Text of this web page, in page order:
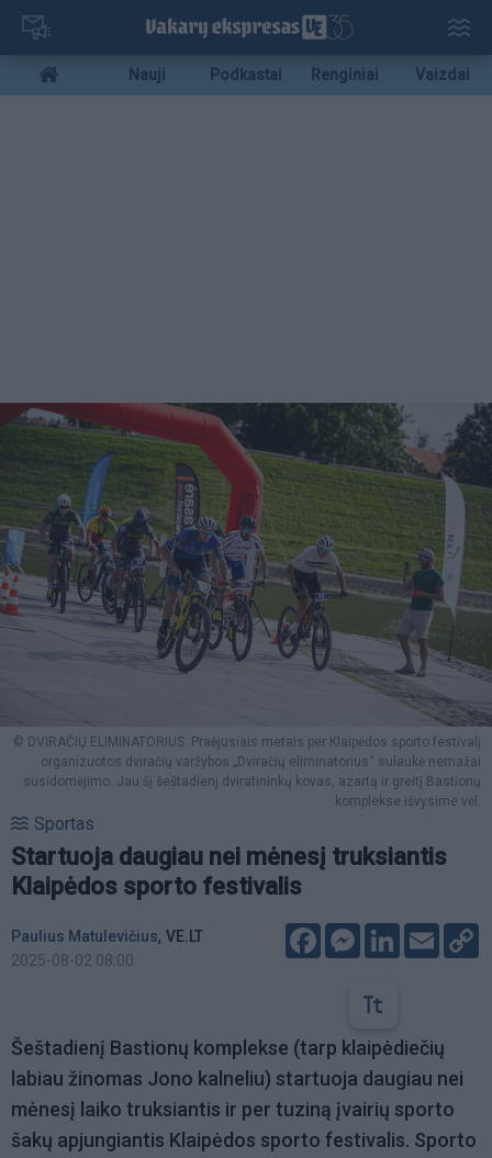
Pereiti
pagrindinį
turinį
Mobile
menu
Nauji Podkastai Renginiai Vaizdai
© DVIRAČIŲ ELIMINATORIUS. Praėjusiais metais per Klaipėdos sporto festivalį
organizuotos dviračių varžybos „Dviračių eliminatorius“ sulaukė nemažai
susidomėjimo. Jau šį šeštadienį dviratininkų kovas, azartą ir greitį Bastionų
komplekse išvysime vėl.
Sportas
Startuoja daugiau nei mėnesį truksiantis
Klaipėdos sporto festivalis
Paulius Matulevičius, VE.LT
2025-08-02 08:00
FacebookMessenger
LinkedIn
Email
Šeštadienį Bastionų komplekse (tarp klaipėdiečių
labiau žinomas Jono kalneliu) startuoja daugiau nei
mėnesį laiko truksiantis ir per tuziną įvairių sporto
šakų apjungiantis Klaipėdos sporto festivalis. Sporto